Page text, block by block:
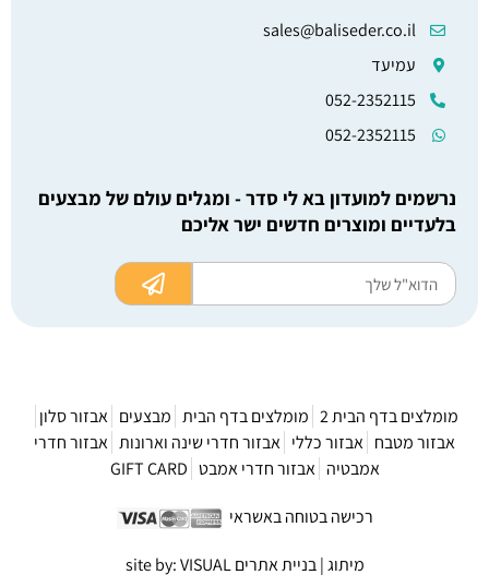
sales@baliseder.co.il
עמיעד
052-2352115
052-2352115
נרשמים למועדון בא לי סדר - ומגלים עולם של מבצעים
בלעדיים ומוצרים חדשים ישר אליכם
מומלצים בדף הבית 2 מומלצים בדף הבית מבצעים
אבזור סלון
אבזור מטבח
אבזור כללי אבזור חדרי שינה וארונות
אבזור חדרי
אמבטיה
אבזור חדרי אמבט GIFT CARD
רכישה בטוחה באשראי
מיתוג | בניית אתרים site by: VISUAL